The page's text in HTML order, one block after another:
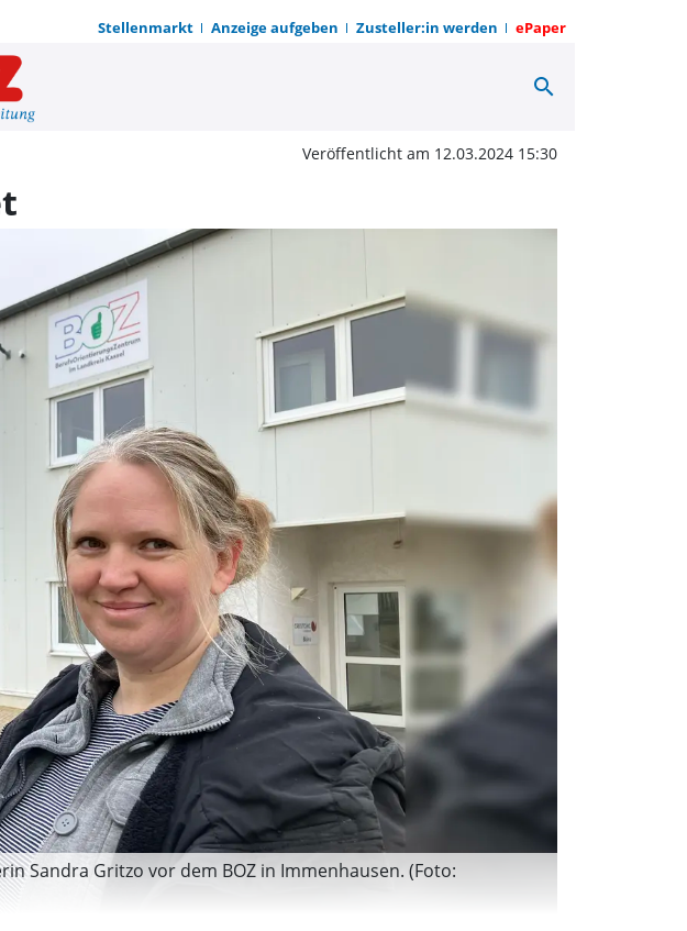
Stellenmarkt Anzeige aufgeben Zusteller:in werden ePaper
search
Veröffentlicht am 12.03.2024 15:30
Sandra Gritzo vor dem BOZ in Immenhausen. (Foto: